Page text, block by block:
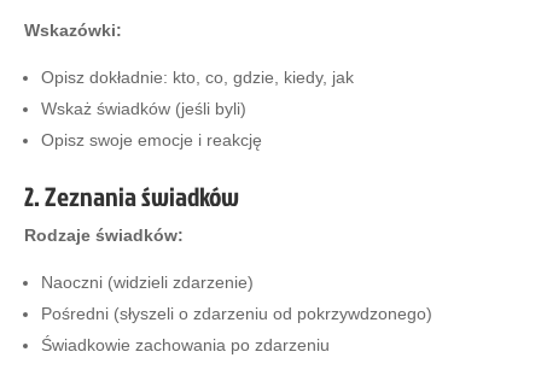
Wskazówki:
Opisz dokładnie: kto, co, gdzie, kiedy, jak
Wskaż świadków (jeśli byli)
Opisz swoje emocje i reakcję
2. Zeznania świadków
Rodzaje świadków:
Naoczni (widzieli zdarzenie)
Pośredni (słyszeli o zdarzeniu od pokrzywdzonego)
Świadkowie zachowania po zdarzeniu